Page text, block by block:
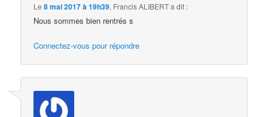
Le8 mai 2017 à 19h39, Francis ALIBERTa dit :
Nous sommes bien rentrés s
Connectez-vous pour répondre